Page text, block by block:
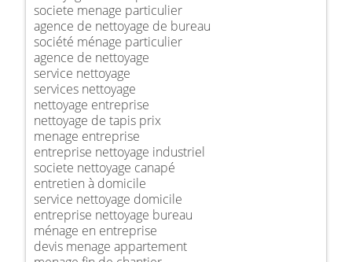
societe menage particulier
agence de nettoyage de bureau
société ménage particulier
agence de nettoyage
service nettoyage
services nettoyage
nettoyage entreprise
nettoyage de tapis prix
menage entreprise
entreprise nettoyage industriel
societe nettoyage canapé
entretien à domicile
service nettoyage domicile
entreprise nettoyage bureau
ménage en entreprise
devis menage appartement